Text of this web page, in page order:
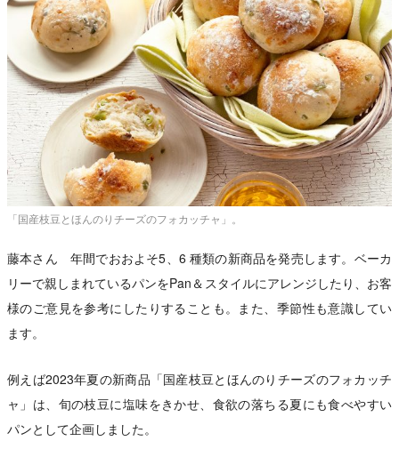
「国産枝豆とほんのりチーズのフォカッチャ」。
藤本さん 年間でおおよそ5、6 種類の新商品を発売します。ベーカ
リーで親しまれているパンをPan＆スタイルにアレンジしたり、お客
様のご意見を参考にしたりすることも。また、季節性も意識してい
ます。
例えば2023年夏の新商品「国産枝豆とほんのりチーズのフォカッチ
ャ」は、旬の枝豆に塩味をきかせ、食欲の落ちる夏にも食べやすい
パンとして企画しました。